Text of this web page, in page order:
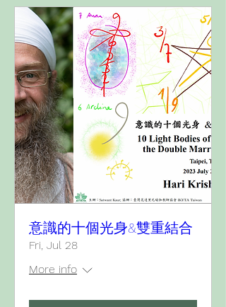
意識的十個光身&雙重結合
Fri, Jul 28
More info